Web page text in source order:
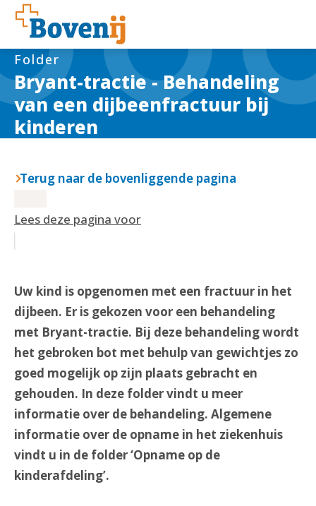
Bryant-tractie - Behandeling
van een dijbeenfractuur bij
kinderen
Folder
Terug naar de bovenliggende pagina
Lees deze pagina voor
Uw kind is opgenomen met een fractuur in het
dijbeen. Er is gekozen voor een behandeling
met Bryant-tractie. Bij deze behandeling wordt
het gebroken bot met behulp van gewichtjes zo
goed mogelijk op zijn plaats gebracht en
gehouden. In deze folder vindt u meer
informatie over de behandeling. Algemene
informatie over de opname in het ziekenhuis
vindt u in de folder ‘Opname op de
kinderafdeling’.